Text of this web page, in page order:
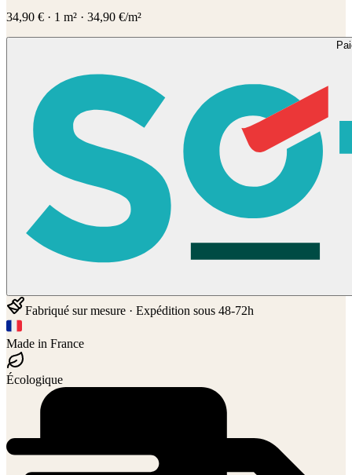
34,90 € · 1 m² · 34,90 €/m²
Fabriqué sur mesure · Expédition sous 48-72h
Made in France
Écologique